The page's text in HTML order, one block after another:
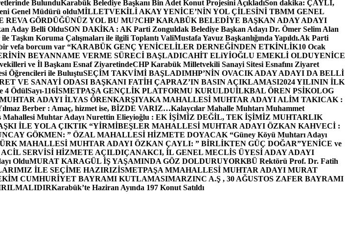
BulunduKarabük Belediye Başkanı Bin Adet Konut Projesini AçıkladıSon dakika: ÇAYLI,
Genel Müdürü olduMİLLETVEKİLİ AKAY YENİCE’NİN YOL ÇİLESİNİ TBMM GENEL
GÖRDÜĞÜNÜZ YOL BU MU?CHP KARABÜK BELEDİYE BAŞKAN ADAY ADAYI
Aday Belli OlduSON DAKİKA : AK Parti Zonguldak Belediye Başkan Adayı Dr. Ömer Selim Alan
Koruma Çalışmaları ile ilgili Toplantı ValiMustafa Yavuz Başkanlığında Yapıldı.Ak Parti
vefa borcum var “KARABÜK GENÇ YENİCELİLER DERNEĞİNDEN ETKİNLİK10 Ocak
BEYANNAME VERME SÜRECİ BAŞLADICAHİT ELiYİOĞLU EMEKLİ OLDUYENİCE
ve İl Başkanı Esnaf ZiyaretindeCHP Karabük Milletvekili Sanayi Sitesi Esnafını Ziyaret
Öğrencileri ile BuluştuSEÇİM TAKVİMİ BAŞLADIMHP’NİN OVACIK ADAY ADAYI DA BELLİ
VE SANAYİ ODASI BAŞKANI FATİH ÇAPRAZ’IN BASIN AÇIKLAMASI2024 YILININ İLK
4 ÖdülSayı-116İSMETPAŞA GENÇLİK PLATFORMU KURULDUİLKBAL ÖREN PSİKOLOG
ADAYI İLYAS ÖRENKARŞIYAKA MAHALLESİ MUHTAR ADAYI ALİM TAKICAK :
Berber : Amaç, hizmet ise, BİZDE VARIZ…Kalaycılar Mahalle Muhtarı Muhammet
Mahallesi Muhtar Adayı Nurettin Elieyioğlu : EK İŞİMİZ DEĞİL, TEK İŞİMİZ MUHTARLIK
İLE YOLA ÇIKTIK “YİRMİBEŞLER MAHALLESİ MUHTAR ADAYI ÖZKAN KAHVECİ :
GÖKMEN: ” ÖZAL MAHALLESİ HİZMETE DOYACAK “Güney Köyü Muhtarı Adayı
MAHALLESİ MUHTAR ADAYI ÖZKAN ÇAYLI: ” BİRLİKTEN GÜÇ DOĞAR”YENİCE ve
SERVİSİ HİZMETE AÇILDIÇANAKCI, İL GENEL MECLİS ÜYESİ ADAY ADAYI
OlduMURAT KARAGÜL İŞ YAŞAMINDA GÖZ DOLDURUYORKBÜ Rektörü Prof. Dr. Fatih
İLE SEÇİME HAZIRIZİSMETPAŞA MMAHALLESİ MUHTAR ADAYI MURAT
CUMHURİYET BAYRAMI KUTLAMASIMARZINC A.Ş , 30 AĞUSTOS ZAFER BAYRAMI
Karabük’te Haziran Ayında 197 Konut Satıldı